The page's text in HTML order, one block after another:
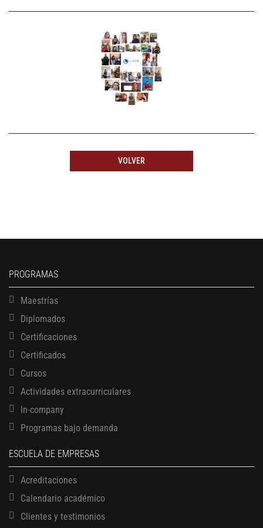
VOLVER
PROGRAMAS
Maestrías
Diplomados
Certificaciones
Certificados
Cursos
Actividades extracurriculares
In-company
Programas bajo demanda
ESCUELA DE EMPRESAS
Acreditaciones
Calendario académico
Clientes y testimonios